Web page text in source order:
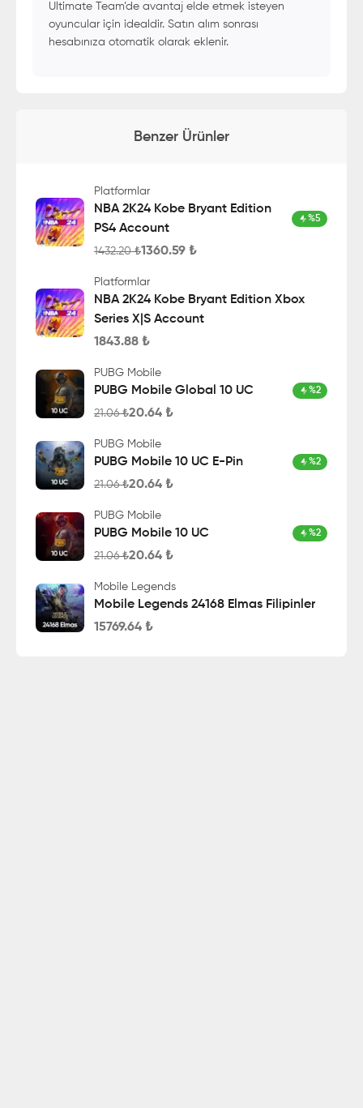
Ultimate Team’de avantaj elde etmek isteyen
oyuncular için idealdir. Satın alım sonrası
hesabınıza otomatik olarak eklenir.
Benzer Ürünler
Platformlar
NBA 2K24 Kobe Bryant Edition
PS4 Account
%5
1432.20₺1360.59 ₺
Platformlar
NBA 2K24 Kobe Bryant Edition Xbox
Series X|S Account
1843.88 ₺
PUBG Mobile
PUBG Mobile Global 10 UC %2
21.06₺20.64 ₺
PUBG Mobile
PUBG Mobile 10 UC E-Pin %2
21.06₺20.64 ₺
PUBG Mobile
PUBG Mobile 10 UC %2
21.06₺20.64 ₺
Mobile Legends
Mobile Legends 24168 Elmas Filipinler
15769.64 ₺